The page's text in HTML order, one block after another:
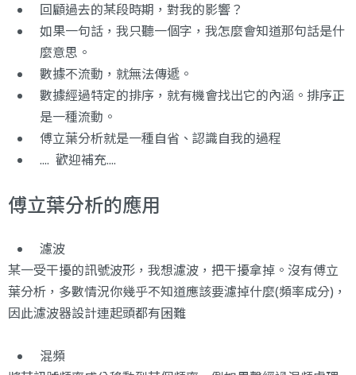
回顧過去的某段時期，對我的影響？
如果一句話，我只聽一個字，我怎麼會知道那句話是什
麼意思。
數據不流動，就無法傳遞。
數據經過特定的排序，就有機會找出它的內涵。排序正
是一種流動。
傅立葉分析就是一種自省、認識自我的過程
.... 歡迎補充....
傅立葉分析的應用
濾波
某一受干擾的訊號波形，我想濾波，把干擾拿掉。沒有傅立
葉分析，多數情況你幾乎不知道應該要濾掉什麼(頻率成分)，
因此濾波器設計連起頭都有困難
混頻